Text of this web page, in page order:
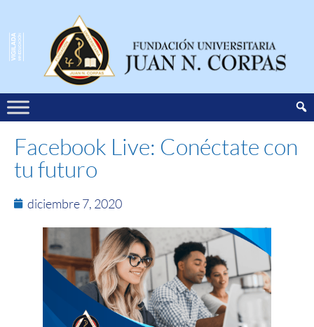
Facebook Live: Conéctate con
tu futuro
diciembre 7, 2020